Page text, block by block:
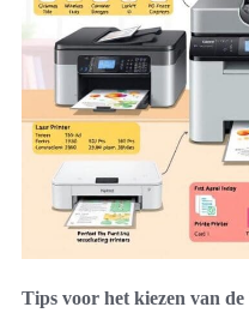
Tips voor het kiezen van